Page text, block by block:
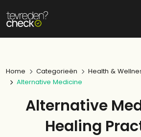
Home Categorieën
Health &
Alternative Medicine
Alternative
Healing